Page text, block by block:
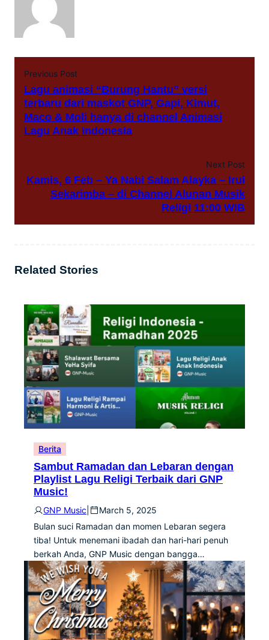
Previous Post
Lagu animasi “Burung Hantu” versi
terbaru dari maskot GNP, Gapi, Kimut,
Maco & Moli hanya di channel Animasi
Lagu Anak Indonesia
Next Post
Kamis, 6 Feb – Ya Nabi Salam Alayka – Irul
Sekarimba – di Channel Alunan Musik
Religi 11:00 WIB
Related Stories
Berita
Sambut Ramadan dan Lebaran dengan
Playlist Lagu Religi Terbaik dari GNP
Music!
GNP Music
March 5, 2025
Bulan suci Ramadan dan momen Lebaran segera
tiba! Untuk menemani ibadah dan hari-hari penuh
berkah Anda, GNP Music dengan bangga…